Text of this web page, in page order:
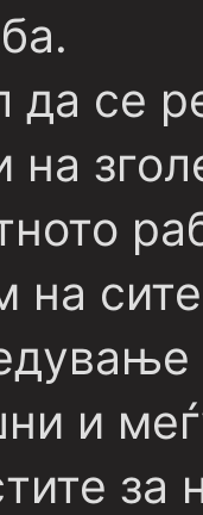
да се
на
на
и
за